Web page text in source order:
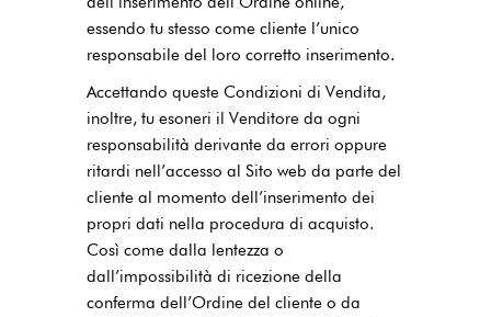
essendo tu stesso come cliente l’unico
responsabile del loro corretto inserimento.
Accettando queste Condizioni di Vendita,
inoltre, tu esoneri il Venditore da ogni
responsabilità derivante da errori oppure
ritardi nell’accesso al Sito web da parte del
cliente al momento dell’inserimento dei
propri dati nella procedura di acquisto.
Così come dalla lentezza o
dall’impossibilità di ricezione della
conferma dell’Ordine del cliente o da